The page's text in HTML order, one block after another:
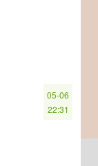
05-06
22:31